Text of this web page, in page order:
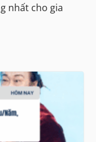
nhất cho gia